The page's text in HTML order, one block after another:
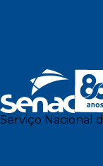
Serviço Nacional